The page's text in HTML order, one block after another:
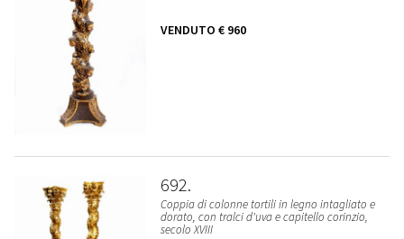
VENDUTO € 960
692
Coppia di colonne tortili in legno intagliato e
dorato, con tralci d'uva e capitello corinzio,
secolo XVIII